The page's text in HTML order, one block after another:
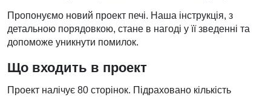
Пропонуємо новий проект печі. Наша інструкція, з
детальною порядовкою, стане в нагоді у її зведенні та
допоможе уникнути помилок.
Що входить в проект
Проект налічує 80 сторінок. Підраховано кількість